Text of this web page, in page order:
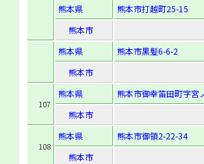
熊本県
熊本市打越町25-15
熊本市
熊本県
熊本市黒髪6-6-2
熊本市
107
熊本県
熊本市御幸笛田町字宮
熊本市
108
熊本県
熊本市御領2-22-34
熊本市